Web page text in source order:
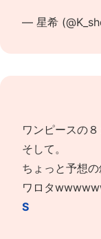
— 星希
ワンピースの
そして。
ちょっと予想
ワロタ
S